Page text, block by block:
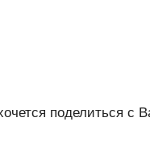
поделиться с